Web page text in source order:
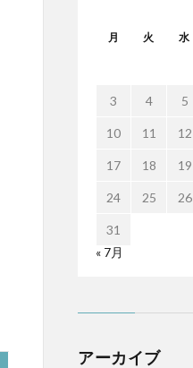
月 火 水
3 4 5
10 11 12
17 18 19
24 25 26
31
« 7月
アーカイブ